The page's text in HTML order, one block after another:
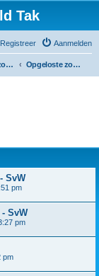
Tak
Aanmelden
Registreer
Opgeloste zoekplaatjes in Zuid-Holland Opgeloste zoekplaatjes in Rijswijk
SvW
pm
SvW
pm
pm